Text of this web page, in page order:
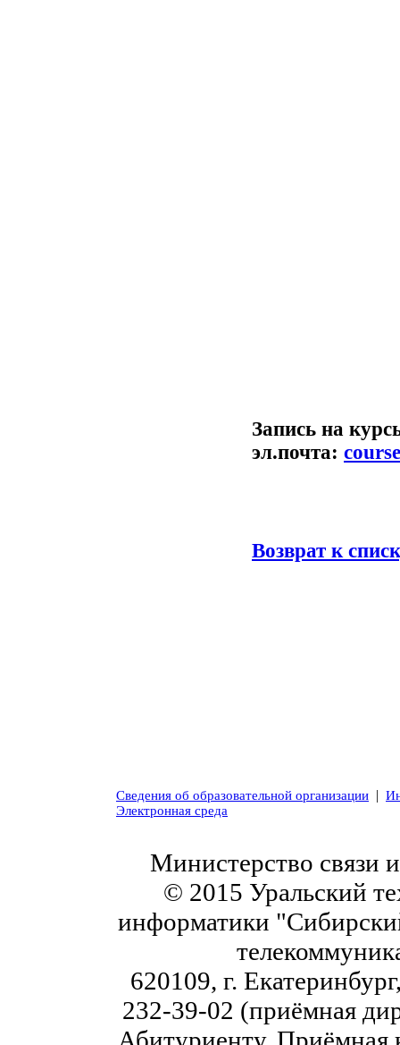
Запись на
эл.почта:
Возврат к
Сведения об образовательной организации |
Электронная среда
Министерство связи
© 2015 Уральский
информатики
620109, г.
232-39-02 (приёмная